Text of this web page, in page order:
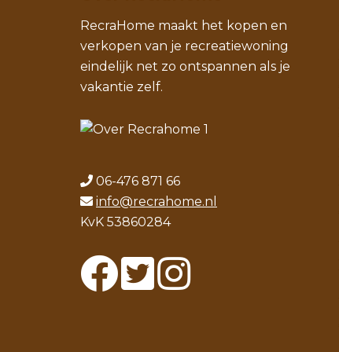
RecraHome maakt het kopen en
verkopen van je recreatiewoning
eindelijk net zo ontspannen als je
vakantie zelf.
06-476 871 66
info@recrahome.nl
KvK 53860284